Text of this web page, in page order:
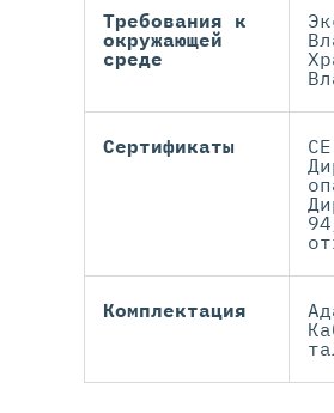
Требования к
окружающей
среде
Сертификаты
Комплектация